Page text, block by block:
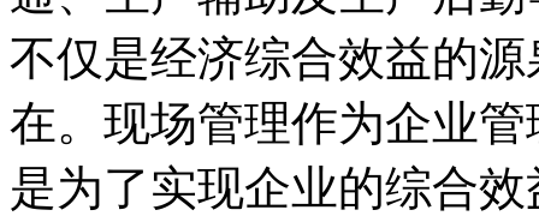
不仅是经济综合效益的
在。现场管理作为企业
是为了实现企业的综合